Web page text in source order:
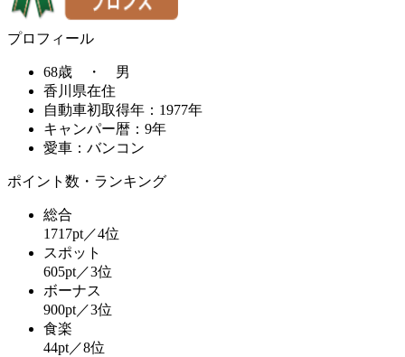
プロフィール
68歳 ・ 男
香川県在住
自動車初取得年：1977年
キャンパー暦：9年
愛車：バンコン
ポイント数・ランキング
総合
1717pt／4位
スポット
605pt／3位
ボーナス
900pt／3位
食楽
44pt／8位